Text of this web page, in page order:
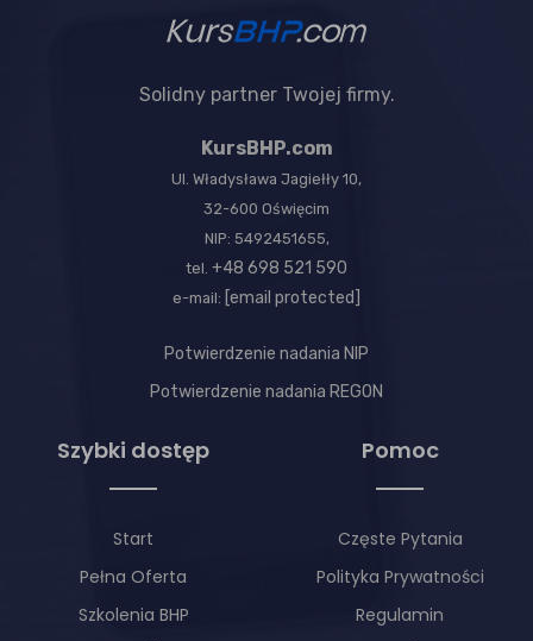
Solidny partner Twojej firmy.
KursBHP.com
Ul. Władysława Jagiełły 10,
32-600 Oświęcim
NIP: 5492451655,
tel. +48 698 521 590
e-mail: [email protected]
Potwierdzenie nadania NIP
Potwierdzenie nadania REGON
Szybki dostęp
Start
Pełna Oferta
Szkolenia BHP
Pomoc
Częste Pytania
Polityka Prywatności
Regulamin